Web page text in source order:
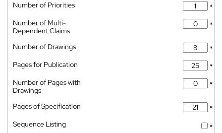
Number of Priorities
*
Number of Multi-
Dependent Claims
*
Number of Drawings
*
Pages for Publication
*
Number of Pages with
Drawings
*
Pages of Specification
*
Sequence Listing
*